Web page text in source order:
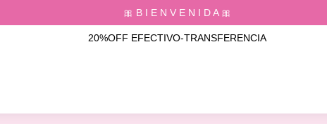
🎀 B I E N V E N I D A 🎀
20%OFF EFECTIVO-TRANSFERENCIA